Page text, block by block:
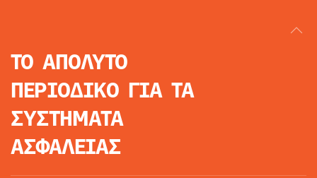
ΤΟ ΑΠΟΛΥΤΟ
ΠΕΡΙΟΔΙΚΟ ΓΙΑ ΤΑ
ΣΥΣΤΗΜΑΤΑ
ΑΣΦΑΛΕΙΑΣ